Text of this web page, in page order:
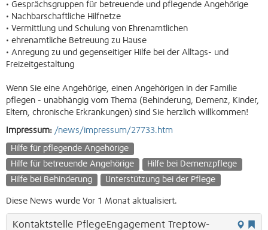
• Gesprächsgruppen für betreuende und pflegende Angehörige
• Nachbarschaftliche Hilfnetze
• Vermittlung und Schulung von Ehrenamtlichen
• ehrenamtliche Betreuung zu Hause
• Anregung zu und gegenseitiger Hilfe bei der Alltags- und
Freizeitgestaltung
Wenn Sie eine Angehörige, einen Angehörigen in der Familie
pflegen - unabhängig vom Thema (Behinderung, Demenz, Kinder,
Eltern, chronische Erkrankungen) sind Sie herzlich willkommen!
Impressum: /news/impressum/27733.htm
Hilfe für pflegende Angehörige
Hilfe für betreuende Angehörige
Hilfe bei Demenzpflege
Hilfe bei Behinderung
Unterstützung bei der Pflege
Diese News wurde Vor 1 Monat aktualisiert.
Kontaktstelle PflegeEngagement Treptow-